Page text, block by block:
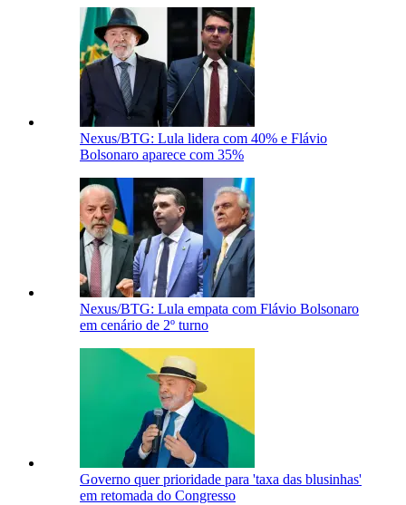
Nexus/BTG: Lula lidera com 40% e Flávio
Bolsonaro aparece com 35%
Nexus/BTG: Lula empata com Flávio Bolsonaro
em cenário de 2º turno
Governo quer prioridade para 'taxa das blusinhas'
em retomada do Congresso